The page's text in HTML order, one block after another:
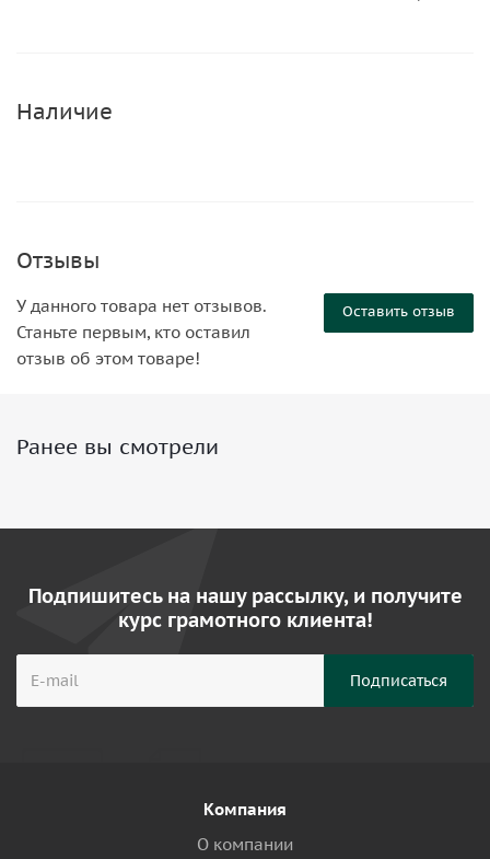
Наличие
Отзывы
Оставить отзыв
У данного товара нет отзывов.
Станьте первым, кто оставил
отзыв об этом товаре!
Ранее вы смотрели
Подпишитесь на нашу рассылку, и получите
курс грамотного клиента!
Компания
О компании